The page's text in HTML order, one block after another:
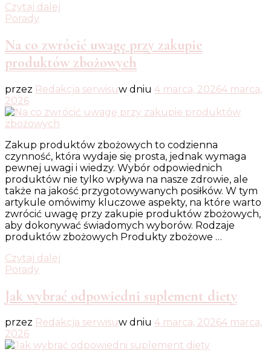
Czytaj dalej
Porady
Na co zwrócić uwagę przy zakupie
produktów zbożowych
przez Redakcja serwisuw dniu 4 marca, 20264 marca,
2026
Zakup produktów zbożowych to codzienna
czynność, która wydaje się prosta, jednak wymaga
pewnej uwagi i wiedzy. Wybór odpowiednich
produktów nie tylko wpływa na nasze zdrowie, ale
także na jakość przygotowywanych posiłków. W tym
artykule omówimy kluczowe aspekty, na które warto
zwrócić uwagę przy zakupie produktów zbożowych,
aby dokonywać świadomych wyborów. Rodzaje
produktów zbożowych Produkty zbożowe …
Czytaj dalej
Porady
Jak wybrać odpowiedni suplement diety
przez Redakcja serwisuw dniu 4 marca, 20264 marca,
2026